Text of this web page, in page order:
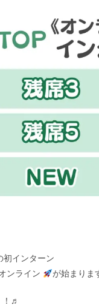
初インターン
ンライン
が始まりま
！♬